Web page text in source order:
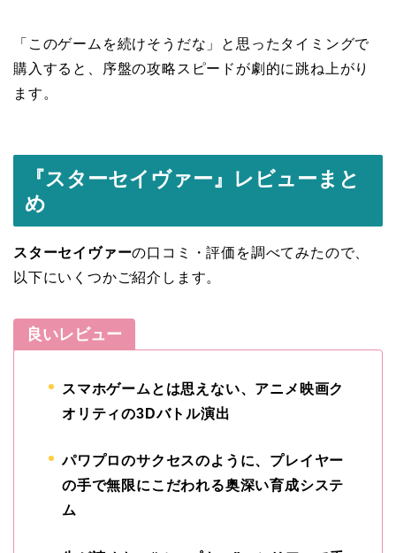
「このゲームを続けそうだな」と思ったタイミングで
購入すると、序盤の攻略スピードが劇的に跳ね上がり
ます。
『スターセイヴァー』レビューまと
め
スターセイヴァーの口コミ・評価を調べてみたので、
以下にいくつかご紹介します。
良いレビュー
スマホゲームとは思えない、アニメ映画ク
オリティの3Dバトル演出
パワプロのサクセスのように、プレイヤー
の手で無限にこだわれる奥深い育成システ
ム